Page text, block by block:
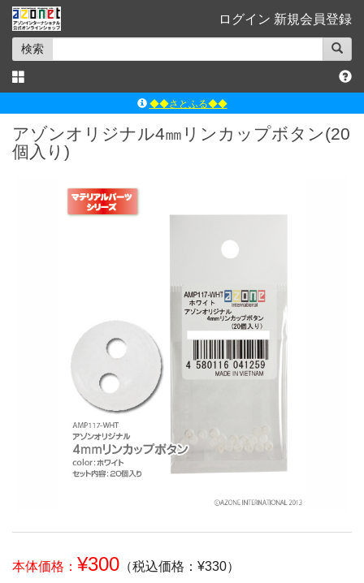
ログイン 新規会員登録
検索
◆◆さとふる◆◆
ｱｿﾞﾝﾚｰﾍﾞﾙｼｮｯﾌﾟ楽天市場店
アゾンオリジナル4㎜リンカップボタン(20
個入り)
本体価格： ¥300 （税込価格：¥330）